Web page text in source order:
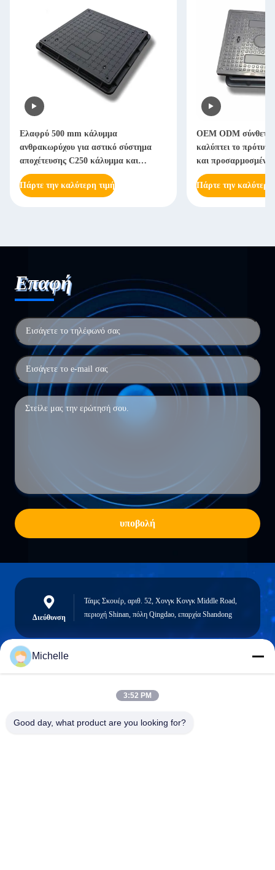
Ελαφρύ 500 mm κάλυμμα
ανθρακωρύχου για αστικό σύστημα
αποχέτευσης C250 κάλυμμα και
πλαίσιο
Πάρτε την καλύτερη τιμή
OEM ODM σύνθετη
καλύπτει το
και προσαρμοσμένο
Πάρτε την καλύτερη
Επαφή
υποβολή
Διεύθυνση
Τάιμς Σκουέρ, αριθ. 52, Χονγκ Κονγκ Middle Road,
περιοχή Shinan, πόλη Qingdao, επαρχία Shandong
Michelle
3:52 PM
Good day, what product are you looking for?